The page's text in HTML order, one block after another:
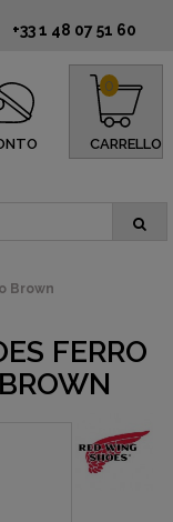
+33 1 48 07 51 60
CARRELLO
0
Brown
FERRO